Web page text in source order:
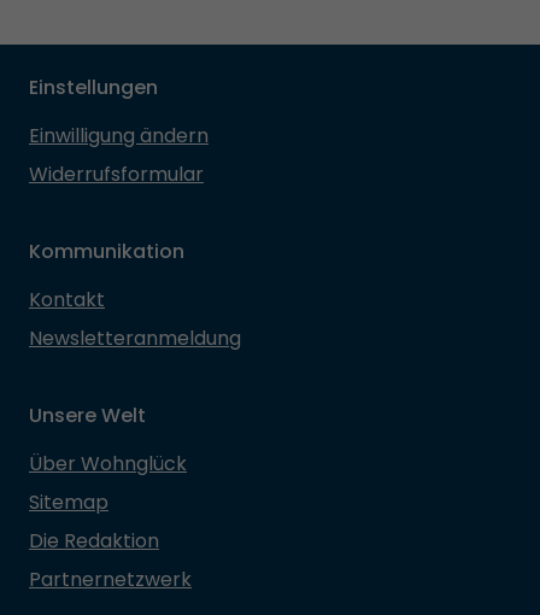
Einstellungen
Einwilligung ändern
Widerrufsformular
Kommunikation
Kontakt
Newsletteranmeldung
Unsere Welt
Über Wohnglück
Sitemap
Die Redaktion
Partnernetzwerk